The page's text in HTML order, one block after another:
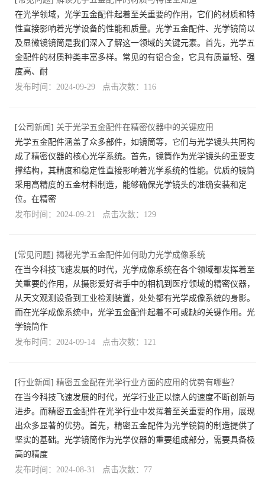
在光学领域，光学五金配件起着至关重要的作用，它们的材质和特
性直接影响着光学设备的性能和质量。光学五金配件、光学镜筒以
及显微镜镜筒是我们深入了解这一领域的关键元素。首先，光学五
金配件的材质种类丰富多样。常见的有铝合金，它具有质量轻、强
度高、耐
发布时间：2024-09-29 点击次数：116
[公司新闻 ] 关于光学五金配件在精密仪器中的关键应用
光学五金配件涵盖了众多部件，如镜筒等，它们与光学镜头共同构
成了精密仪器的核心光学系统。首先，镜筒作为光学镜头的重要支
撑结构，其精度和稳定性直接影响着光学系统的性能。优质的镜筒
采用高精度的五金材料制造，能够确保光学镜头的准确安装和定
位。在精密
发布时间：2024-09-21 点击次数：129
[常见问题] 揭秘光学五金配件如何助力光学成像系统
在当今科技飞速发展的时代，光学成像系统在各个领域都发挥着至
关重要的作用，从摄影爱好者手中的相机到医疗领域的精密仪器，
从天文观测设备到工业检测装置，处处都有光学成像系统的身影。
而在光学成像系统中，光学五金配件起着不可或缺的关键作用。光
学镜筒作
发布时间：2024-09-14 点击次数：121
[行业新闻 ] 精密五金配在光学行业方面的应用的优势有哪些？
在当今科技飞速发展的时代，光学行业正以惊人的速度不断创新与
进步。而精密五金配件在光学行业中发挥着至关重要的作用，展现
出众多显著的优势。首先，精密五金配件为光学镜筒的制造提供了
坚实的基础。光学镜筒作为光学仪器的重要组成部分，需要具备极
高的精度
发布时间：2024-08-31 点击次数：77